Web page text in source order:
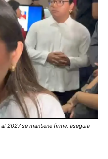
2027 se mantiene firme, asegura